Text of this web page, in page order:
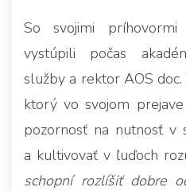
So svojimi
vystúpili počas
služby a rektor AOS doc.
ktorý vo svojom
pozornosť na nutnosť v
a kultivovať v ľuďoch
schopní rozlíšiť dobre